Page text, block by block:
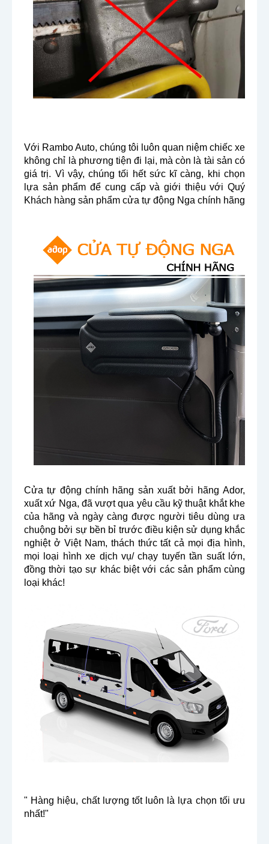
Với Rambo Auto, chúng tôi luôn quan niệm chiếc xe
không chỉ là phương tiện đi lại, mà còn là tài sản có
giá trị. Vì vậy, chúng tối hết sức kĩ càng, khi chọn
lựa sản phẩm để cung cấp và giới thiệu với Quý
Khách hàng sản phẩm cửa tự động Nga chính hãng
Cửa tự động chính hãng sản xuất bởi hãng Ador,
xuất xứ Nga, đã vượt qua yêu cầu kỹ thuật khắt khe
của hãng và ngày càng được người tiêu dùng ưa
chuộng bởi sự bền bỉ trước điều kiện sử dụng khắc
nghiệt ở Việt Nam, thách thức tất cả mọi địa hình,
mọi loại hình xe dịch vụ/ chạy tuyến tần suất lớn,
đồng thời tạo sự khác biệt với các sản phẩm cùng
loại khác!
" Hàng hiệu, chất lượng tốt luôn là lựa chọn tối ưu
nhất!"